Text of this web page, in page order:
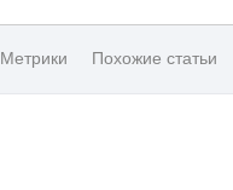
Метрики Похожие статьи